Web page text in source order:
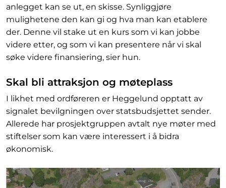
anlegget kan se ut, en skisse. Synliggjøre
mulighetene den kan gi og hva man kan etablere
der. Denne vil stake ut en kurs som vi kan jobbe
videre etter, og som vi kan presentere når vi skal
søke videre finansiering, sier hun.
Skal bli attraksjon og møteplass
I likhet med ordføreren er Heggelund opptatt av
signalet bevilgningen over statsbudsjettet sender.
Allerede har prosjektgruppen avtalt nye møter med
stiftelser som kan være interessert i å bidra
økonomisk.